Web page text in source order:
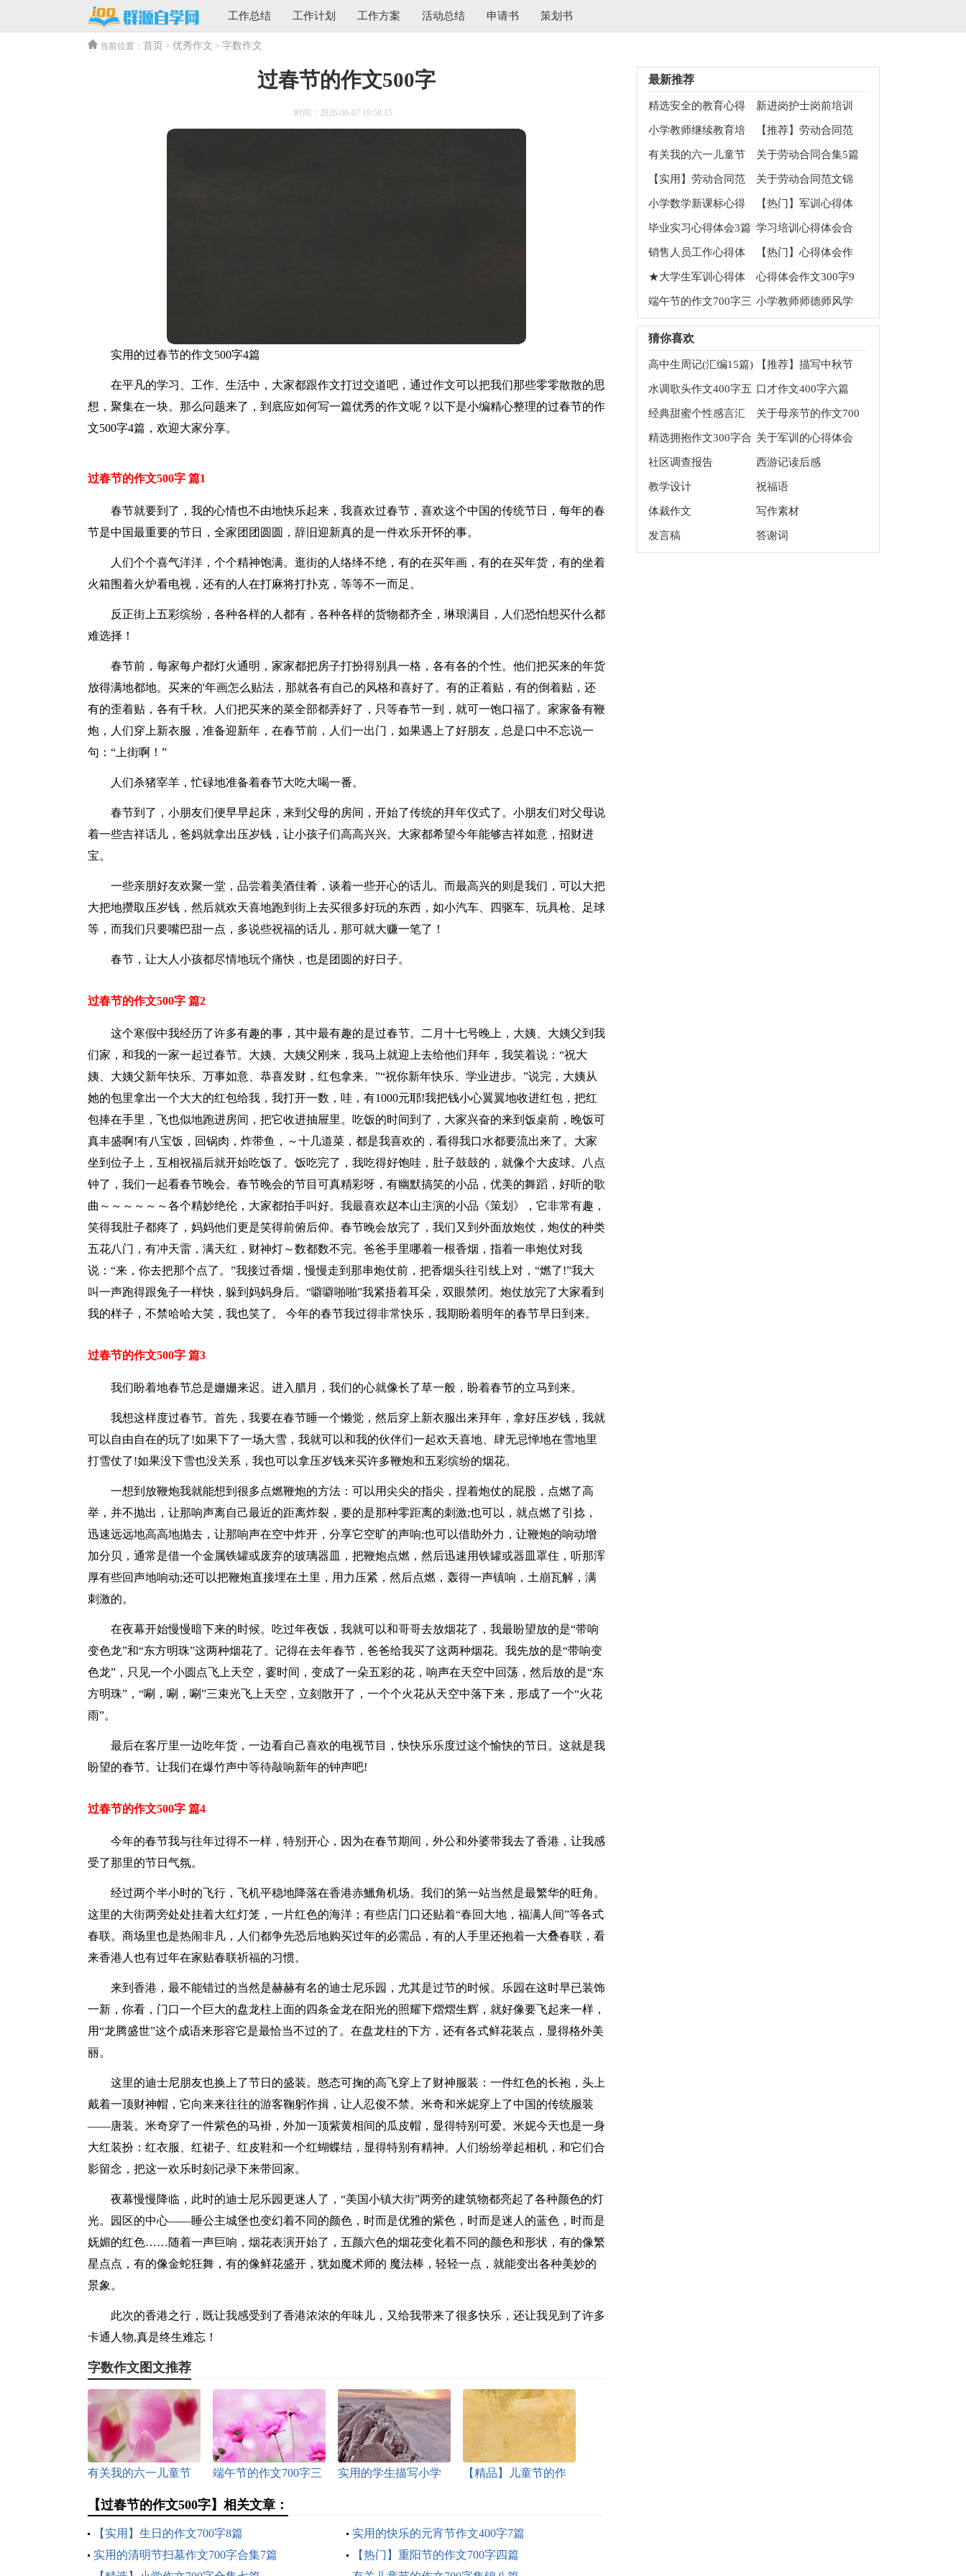
工作总结 工作计划 工作方案 活动总结 申请书 策划书
当前位置： 首页 > 优秀作文 > 字数作文
过春节的作文500字
时间：2026-06-07 19:58:15
实用的过春节的作文500字4篇
在平凡的学习、工作、生活中，大家都跟作文打过交道吧，通过作文可以把我们那些零零散散的思
想，聚集在一块。那么问题来了，到底应如何写一篇优秀的作文呢？以下是小编精心整理的过春节的作
文500字4篇，欢迎大家分享。
过春节的作文500字 篇1
春节就要到了，我的心情也不由地快乐起来，我喜欢过春节，喜欢这个中国的传统节日，每年的春
节是中国最重要的节日，全家团团圆圆，辞旧迎新真的是一件欢乐开怀的事。
人们个个喜气洋洋，个个精神饱满。逛街的人络绎不绝，有的在买年画，有的在买年货，有的坐着
火箱围着火炉看电视，还有的人在打麻将打扑克，等等不一而足。
反正街上五彩缤纷，各种各样的人都有，各种各样的货物都齐全，琳琅满目，人们恐怕想买什么都
难选择！
春节前，每家每户都灯火通明，家家都把房子打扮得别具一格，各有各的个性。他们把买来的年货
放得满地都地。买来的'年画怎么贴法，那就各有自己的风格和喜好了。有的正着贴，有的倒着贴，还
有的歪着贴，各有千秋。人们把买来的菜全部都弄好了，只等春节一到，就可一饱口福了。家家备有鞭
炮，人们穿上新衣服，准备迎新年，在春节前，人们一出门，如果遇上了好朋友，总是口中不忘说一
句：“上街啊！”
人们杀猪宰羊，忙碌地准备着春节大吃大喝一番。
春节到了，小朋友们便早早起床，来到父母的房间，开始了传统的拜年仪式了。小朋友们对父母说
着一些吉祥话儿，爸妈就拿出压岁钱，让小孩子们高高兴兴。大家都希望今年能够吉祥如意，招财进
宝。
一些亲朋好友欢聚一堂，品尝着美酒佳肴，谈着一些开心的话儿。而最高兴的则是我们，可以大把
大把地攒取压岁钱，然后就欢天喜地跑到街上去买很多好玩的东西，如小汽车、四驱车、玩具枪、足球
等，而我们只要嘴巴甜一点，多说些祝福的话儿，那可就大赚一笔了！
春节，让大人小孩都尽情地玩个痛快，也是团圆的好日子。
过春节的作文500字 篇2
这个寒假中我经历了许多有趣的事，其中最有趣的是过春节。二月十七号晚上，大姨、大姨父到我
们家，和我的一家一起过春节。大姨、大姨父刚来，我马上就迎上去给他们拜年，我笑着说：“祝大
姨、大姨父新年快乐、万事如意、恭喜发财，红包拿来。”“祝你新年快乐、学业进步。”说完，大姨从
她的包里拿出一个大大的红包给我，我打开一数，哇，有1000元耶!我把钱小心翼翼地收进红包，把红
包捧在手里，飞也似地跑进房间，把它收进抽屉里。吃饭的时间到了，大家兴奋的来到饭桌前，晚饭可
真丰盛啊!有八宝饭，回锅肉，炸带鱼，～十几道菜，都是我喜欢的，看得我口水都要流出来了。大家
坐到位子上，互相祝福后就开始吃饭了。饭吃完了，我吃得好饱哇，肚子鼓鼓的，就像个大皮球。八点
钟了，我们一起看春节晚会。春节晚会的节目可真精彩呀，有幽默搞笑的小品，优美的舞蹈，好听的歌
曲～～～～～～各个精妙绝伦，大家都拍手叫好。我最喜欢赵本山主演的小品《策划》，它非常有趣，
笑得我肚子都疼了，妈妈他们更是笑得前俯后仰。春节晚会放完了，我们又到外面放炮仗，炮仗的种类
五花八门，有冲天雷，满天红，财神灯～数都数不完。爸爸手里哪着一根香烟，指着一串炮仗对我
说：“来，你去把那个点了。”我接过香烟，慢慢走到那串炮仗前，把香烟头往引线上对，“燃了!”我大
叫一声跑得跟兔子一样快，躲到妈妈身后。“噼噼啪啪”我紧捂着耳朵，双眼禁闭。炮仗放完了大家看到
我的样子，不禁哈哈大笑，我也笑了。 今年的春节我过得非常快乐，我期盼着明年的春节早日到来。
过春节的作文500字 篇3
我们盼着地春节总是姗姗来迟。进入腊月，我们的心就像长了草一般，盼着春节的立马到来。
我想这样度过春节。首先，我要在春节睡一个懒觉，然后穿上新衣服出来拜年，拿好压岁钱，我就
可以自由自在的玩了!如果下了一场大雪，我就可以和我的伙伴们一起欢天喜地、肆无忌惮地在雪地里
打雪仗了!如果没下雪也没关系，我也可以拿压岁钱来买许多鞭炮和五彩缤纷的烟花。
一想到放鞭炮我就能想到很多点燃鞭炮的方法：可以用尖尖的指尖，捏着炮仗的屁股，点燃了高
举，并不抛出，让那响声离自己最近的距离炸裂，要的是那种零距离的刺激;也可以，就点燃了引捻，
迅速远远地高高地抛去，让那响声在空中炸开，分享它空旷的声响;也可以借助外力，让鞭炮的响动增
加分贝，通常是借一个金属铁罐或废弃的玻璃器皿，把鞭炮点燃，然后迅速用铁罐或器皿罩住，听那浑
厚有些回声地响动;还可以把鞭炮直接埋在土里，用力压紧，然后点燃，轰得一声镇响，土崩瓦解，满
刺激的。
在夜幕开始慢慢暗下来的时候。吃过年夜饭，我就可以和哥哥去放烟花了，我最盼望放的是“带响
变色龙”和“东方明珠”这两种烟花了。记得在去年春节，爸爸给我买了这两种烟花。我先放的是“带响变
色龙”，只见一个小圆点飞上天空，霎时间，变成了一朵五彩的花，响声在天空中回荡，然后放的是“东
方明珠”，“唰，唰，唰”三束光飞上天空，立刻散开了，一个个火花从天空中落下来，形成了一个“火花
雨”。
最后在客厅里一边吃年货，一边看自己喜欢的电视节目，快快乐乐度过这个愉快的节日。这就是我
盼望的春节。让我们在爆竹声中等待敲响新年的钟声吧!
过春节的作文500字 篇4
今年的春节我与往年过得不一样，特别开心，因为在春节期间，外公和外婆带我去了香港，让我感
受了那里的节日气氛。
经过两个半小时的飞行，飞机平稳地降落在香港赤鱲角机场。我们的第一站当然是最繁华的旺角。
这里的大街两旁处处挂着大红灯笼，一片红色的海洋；有些店门口还贴着“春回大地，福满人间”等各式
春联。商场里也是热闹非凡，人们都争先恐后地购买过年的必需品，有的人手里还抱着一大叠春联，看
来香港人也有过年在家贴春联祈福的习惯。
来到香港，最不能错过的当然是赫赫有名的迪士尼乐园，尤其是过节的时候。乐园在这时早已装饰
一新，你看，门口一个巨大的盘龙柱上面的四条金龙在阳光的照耀下熠熠生辉，就好像要飞起来一样，
用“龙腾盛世”这个成语来形容它是最恰当不过的了。在盘龙柱的下方，还有各式鲜花装点，显得格外美
丽。
这里的迪士尼朋友也换上了节日的盛装。憨态可掬的高飞穿上了财神服装：一件红色的长袍，头上
戴着一顶财神帽，它向来来往往的游客鞠躬作揖，让人忍俊不禁。米奇和米妮穿上了中国的传统服装
——唐装。米奇穿了一件紫色的马褂，外加一顶紫黄相间的瓜皮帽，显得特别可爱。米妮今天也是一身
大红装扮：红衣服、红裙子、红皮鞋和一个红蝴蝶结，显得特别有精神。人们纷纷举起相机，和它们合
影留念，把这一欢乐时刻记录下来带回家。
夜幕慢慢降临，此时的迪士尼乐园更迷人了，“美国小镇大街”两旁的建筑物都亮起了各种颜色的灯
光。园区的中心——睡公主城堡也变幻着不同的颜色，时而是优雅的紫色，时而是迷人的蓝色，时而是
妩媚的红色……随着一声巨响，烟花表演开始了，五颜六色的烟花变化着不同的颜色和形状，有的像繁
星点点，有的像金蛇狂舞，有的像鲜花盛开，犹如魔术师的 魔法棒，轻轻一点，就能变出各种美妙的
景象。
此次的香港之行，既让我感受到了香港浓浓的年味儿，又给我带来了很多快乐，还让我见到了许多
卡通人物,真是终生难忘！
字数作文图文推荐
有关我的六一儿童节
端午节的作文700字三
实用的学生描写小学
【精品】儿童节的作
【过春节的作文500字】相关文章：
【实用】生日的作文700字8篇
实用的快乐的元宵节作文400字7篇
实用的清明节扫墓作文700字合集7篇
【热门】重阳节的作文700字四篇
最新推荐
精选安全的教育心得
体会四篇
新进岗护士岗前培训
心得体会
小学教师继续教育培
训心得体会
【推荐】劳动合同范
文锦集十篇
有关我的六一儿童节
作文700字合集5篇
关于劳动合同合集5篇
【实用】劳动合同范
文集合六篇
关于劳动合同范文锦
集八篇
小学数学新课标心得
体会
【热门】军训心得体
会
毕业实习心得体会3篇 学习培训心得体会合
集10篇
销售人员工作心得体
会
【热门】心得体会作
文汇编5篇
★大学生军训心得体
会
心得体会作文300字9
篇
端午节的作文700字三 小学教师师德师风学
猜你喜欢
高中生周记(汇编15篇)
【推荐】描写中秋节
的作文200字3篇
水调歌头作文400字五
篇
口才作文400字六篇
经典甜蜜个性感言汇
总90句精选
关于母亲节的作文700
字锦集五篇
精选拥抱作文300字合
集九篇
关于军训的心得体会
社区调查报告 西游记读后感
教学设计 祝福语
体裁作文 写作素材
发言稿 答谢词